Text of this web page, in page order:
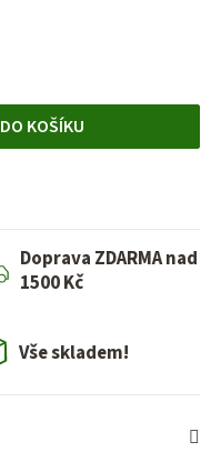
DO KOŠÍKU
Doprava ZDARMA nad
1500 Kč
Vše skladem!